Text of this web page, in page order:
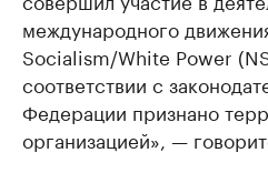
международного
Socialism/White Power
соответствии с
Федерации признано
организацией», —